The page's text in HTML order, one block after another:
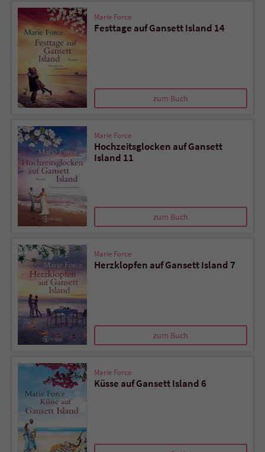
Marie Force
Festtage auf Gansett Island 14
zum Buch
Marie Force
Hochzeitsglocken auf Gansett
Island 11
zum Buch
Marie Force
Herzklopfen auf Gansett Island 7
zum Buch
Marie Force
Küsse auf Gansett Island 6